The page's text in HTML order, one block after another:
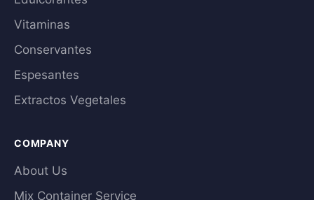
Vitaminas
Conservantes
Espesantes
Extractos Vegetales
COMPANY
About Us
Mix Container Service